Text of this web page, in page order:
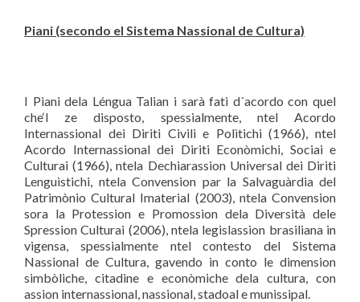
Piani (secondo el Sistema Nassional de Cultura)
I Piani dela Léngua Talian i sarà fati d´acordo con quel
che‘l ze disposto, spessialmente, ntel Acordo
Internassional dei Diriti Civili e Polìtichi (1966), ntel
Acordo Internassional dei Diriti Econòmichi, Sociai e
Culturai (1966), ntela Dechiarassion Universal dei Diriti
Lenguìstichi, ntela Convension par la Salvaguàrdia del
Patrimònio Cultural Imaterial (2003), ntela Convension
sora la Protession e Promossion dela Diversità dele
Spression Culturai (2006), ntela legislassion brasiliana in
vigensa, spessialmente ntel contesto del Sistema
Nassional de Cultura, gavendo in conto le dimension
simbòliche, citadine e econòmiche dela cultura, con
assion internassional, nassional, stadoal e munissipal.